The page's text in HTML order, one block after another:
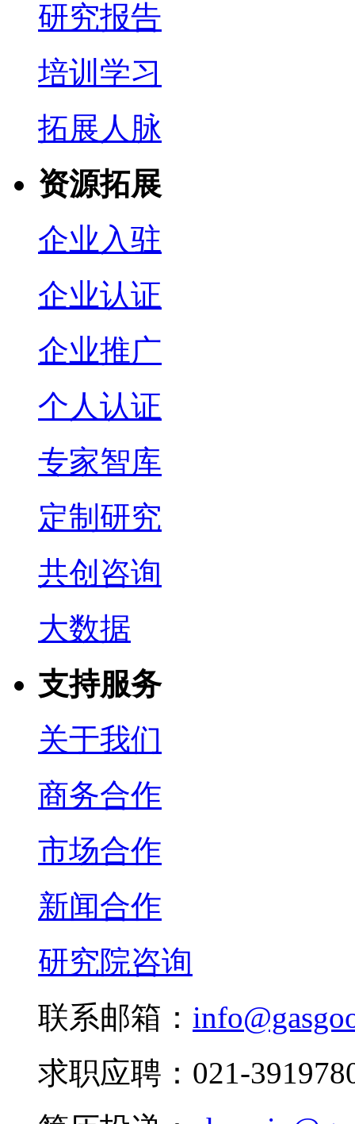
研究报告
培训学习
拓展人脉
资源拓展
企业入驻
企业认证
企业推广
个人认证
专家智库
定制研究
共创咨询
大数据
支持服务
关于我们
商务合作
市场合作
新闻合作
研究院咨询
联系邮箱：
求职应聘：021-